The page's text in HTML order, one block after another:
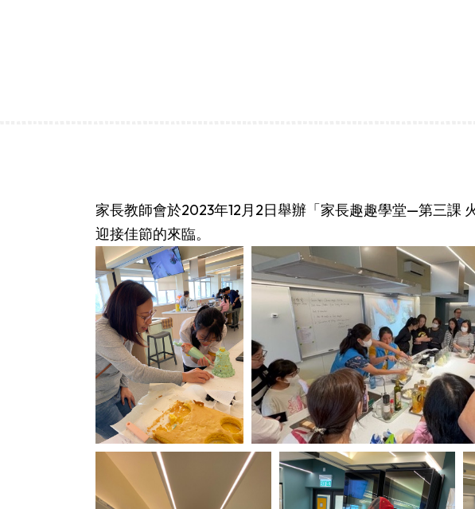
家長教師會於2023年12月2日舉辦「家長趣趣學堂—第三課
迎接佳節的來臨。